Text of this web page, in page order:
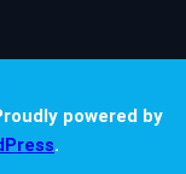
powered by
.